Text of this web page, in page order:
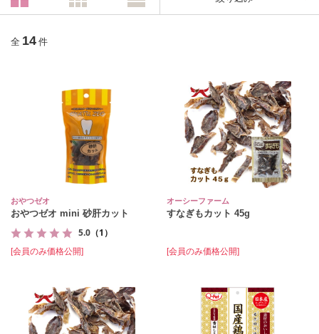
全 14 件
おやつゼオ
おやつゼオ mini 砂肝カット
5.0 （1）
[会員のみ価格公開]
オーシーファーム
すなぎもカット 45g
[会員のみ価格公開]